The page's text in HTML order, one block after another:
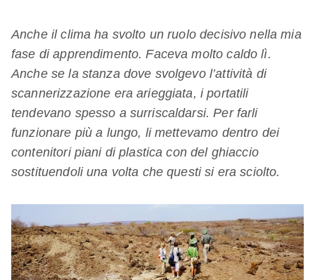
Anche il clima ha svolto un ruolo decisivo nella mia
fase di apprendimento. Faceva molto caldo lì.
Anche se la stanza dove svolgevo l’attività di
scannerizzazione era arieggiata, i portatili
tendevano spesso a surriscaldarsi. Per farli
funzionare più a lungo, li mettevamo dentro dei
contenitori piani di plastica con del ghiaccio
sostituendoli una volta che questi si era sciolto.